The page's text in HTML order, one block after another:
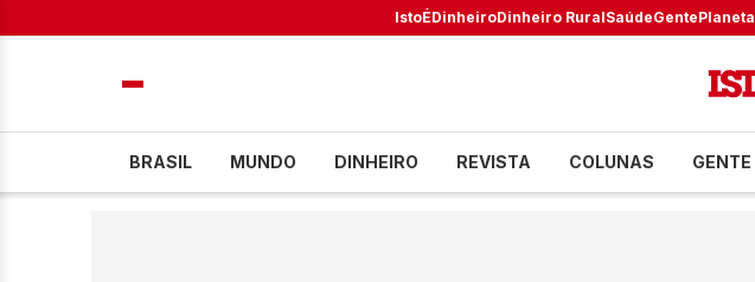
IstoÉDinheiroDinheiro RuralSaúdeGentePlaneta
BRASIL MUNDO DINHEIRO REVISTA COLUNAS GENTE